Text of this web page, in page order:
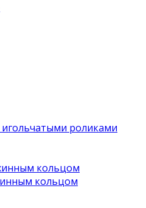
роликами
кольцом
кольцом